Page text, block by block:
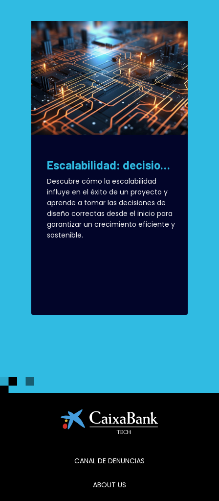
Escalabilidad: decisiones de diseño claves para un crecimiento sin límites
Descubre cómo la escalabilidad
influye en el éxito de un proyecto y
aprende a tomar las decisiones de
diseño correctas desde el inicio para
garantizar un crecimiento eficiente y
sostenible.
CANAL DE DENUNCIAS
ABOUT US